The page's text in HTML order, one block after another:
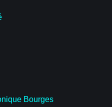
Bourges